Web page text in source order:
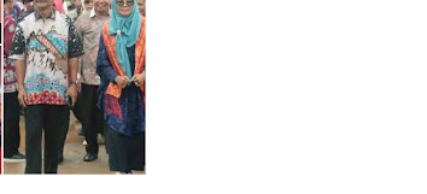
di Depan Pasar Turunan Gajah PALI
Telepon Genggam.